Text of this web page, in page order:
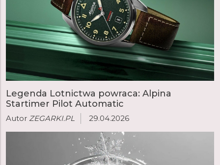
Legenda Lotnictwa powraca: Alpina
Startimer Pilot Automatic
Autor ZEGARKI.PL 29.04.2026